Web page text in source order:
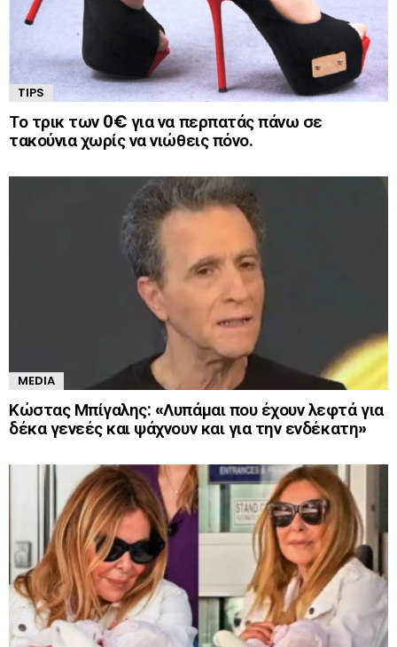
TIPS
Το τρικ των 0€ για να περπατάς πάνω σε
τακούνια χωρίς να νιώθεις πόνο.
MEDIA
Κώστας Μπίγαλης: «Λυπάμαι που έχουν λεφτά για
δέκα γενεές και ψάχνουν και για την ενδέκατη»